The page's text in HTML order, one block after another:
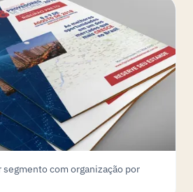
com organização por